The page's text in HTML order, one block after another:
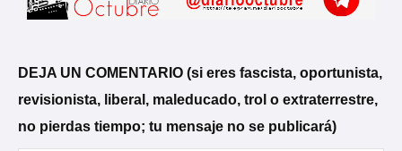
DEJA UN COMENTARIO (si eres fascista, oportunista,
revisionista, liberal, maleducado, trol o extraterrestre,
no pierdas tiempo; tu mensaje no se publicará)